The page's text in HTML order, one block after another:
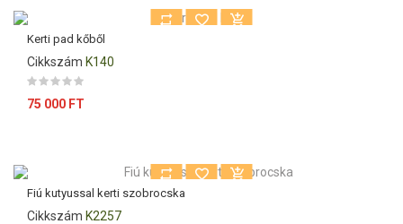
Kerti pad kőből
Cikkszám K140
Ár
75 000 FT
Fiú kutyussal kerti szobrocska
Cikkszám K2257